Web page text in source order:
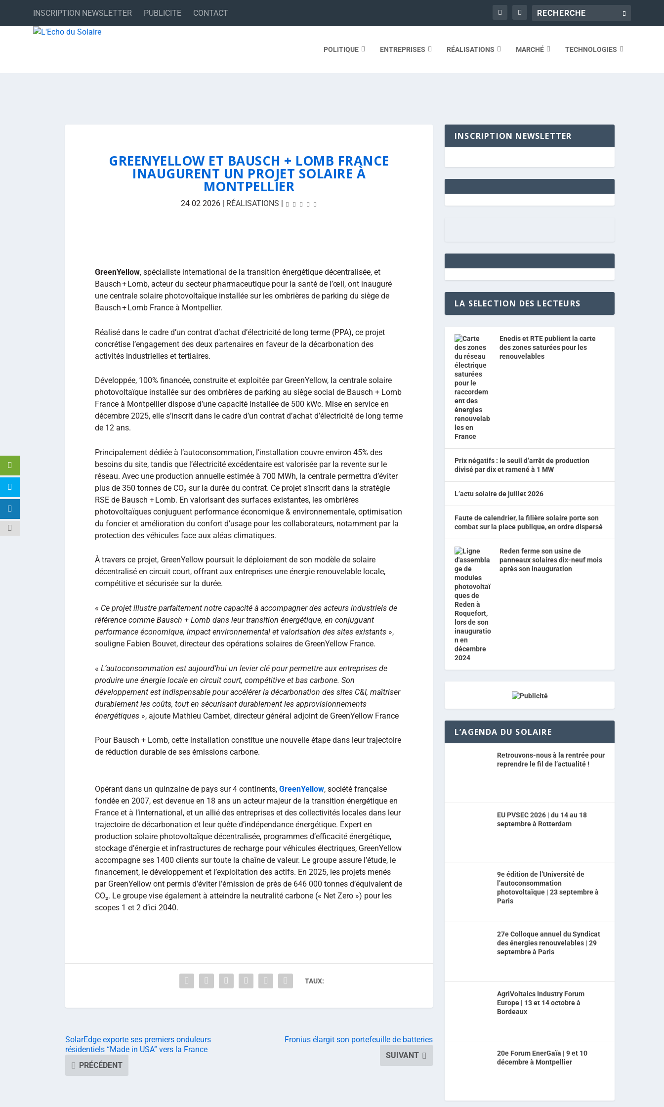
INSCRIPTION NEWSLETTER PUBLICITE CONTACT
POLITIQUE ENTREPRISES RÉALISATIONS MARCHÉ TECHNOLOGIES
GREENYELLOW ET BAUSCH + LOMB FRANCE
INAUGURENT UN PROJET SOLAIRE À
MONTPELLIER
24 02 2026| RÉALISATIONS |
GreenYellow, spécialiste international de la transition énergétique décentralisée, et
Bausch + Lomb, acteur du secteur pharmaceutique pour la santé de l’œil, ont inauguré
une centrale solaire photovoltaïque installée sur les ombrières de parking du siège de
Bausch + Lomb France à Montpellier.
Réalisé dans le cadre d’un contrat d’achat d’électricité de long terme (PPA), ce projet
concrétise l’engagement des deux partenaires en faveur de la décarbonation des
activités industrielles et tertiaires.
Développée, 100% financée, construite et exploitée par GreenYellow, la centrale solaire
photovoltaïque installée sur des ombrières de parking au siège social de Bausch + Lomb
France à Montpellier dispose d’une capacité installée de 500 kWc. Mise en service en
décembre 2025, elle s’inscrit dans le cadre d’un contrat d’achat d’électricité de long terme
de 12 ans.
Principalement dédiée à l’autoconsommation, l’installation couvre environ 45% des
besoins du site, tandis que l’électricité excédentaire est valorisée par la revente sur le
réseau. Avec une production annuelle estimée à 700 MWh, la centrale permettra d’éviter
plus de 350 tonnes de CO₂ sur la durée du contrat. Ce projet s’inscrit dans la stratégie
RSE de Bausch + Lomb. En valorisant des surfaces existantes, les ombrières
photovoltaïques conjuguent performance économique & environnementale, optimisation
du foncier et amélioration du confort d’usage pour les collaborateurs, notamment par la
protection des véhicules face aux aléas climatiques.
À travers ce projet, GreenYellow poursuit le déploiement de son modèle de solaire
décentralisé en circuit court, offrant aux entreprises une énergie renouvelable locale,
compétitive et sécurisée sur la durée.
« Ce projet illustre parfaitement notre capacité à accompagner des acteurs industriels de
référence comme Bausch + Lomb dans leur transition énergétique, en conjuguant
performance économique, impact environnemental et valorisation des sites existants »,
souligne Fabien Bouvet, directeur des opérations solaires de GreenYellow France.
« L’autoconsommation est aujourd’hui un levier clé pour permettre aux entreprises de
produire une énergie locale en circuit court, compétitive et bas carbone. Son
développement est indispensable pour accélérer la décarbonation des sites C&I, maîtriser
durablement les coûts, tout en sécurisant durablement les approvisionnements
énergétiques », ajoute Mathieu Cambet, directeur général adjoint de GreenYellow France
Pour Bausch + Lomb, cette installation constitue une nouvelle étape dans leur trajectoire
de réduction durable de ses émissions carbone.
Opérant dans un quinzaine de pays sur 4 continents, GreenYellow, société française
fondée en 2007, est devenue en 18 ans un acteur majeur de la transition énergétique en
France et à l’international, et un allié des entreprises et des collectivités locales dans leur
trajectoire de décarbonation et leur quête d’indépendance énergétique. Expert en
production solaire photovoltaïque décentralisée, programmes d’efficacité énergétique,
stockage d’énergie et infrastructures de recharge pour véhicules électriques, GreenYellow
accompagne ses 1400 clients sur toute la chaîne de valeur. Le groupe assure l’étude, le
financement, le développement et l’exploitation des actifs. En 2025, les projets menés
par GreenYellow ont permis d’éviter l’émission de près de 646 000 tonnes d’équivalent de
CO₂. Le groupe vise également à atteindre la neutralité carbone (« Net Zero ») pour les
scopes 1 et 2 d’ici 2040.
TAUX:
SolarEdge exporte ses premiers onduleurs
résidentiels “Made in USA” vers la France
PRÉCÉDENT
Fronius élargit son portefeuille de batteries
SUIVANT
INSCRIPTION NEWSLETTER
LA SELECTION DES LECTEURS
Enedis et RTE publient la carte
des zones saturées pour les
renouvelables
Prix négatifs : le seuil d’arrêt de production
divisé par dix et ramené à 1 MW
L’actu solaire de juillet 2026
Faute de calendrier, la filière solaire porte son
combat sur la place publique, en ordre dispersé
Reden ferme son usine de
panneaux solaires dix-neuf mois
après son inauguration
L’AGENDA DU SOLAIRE
Retrouvons-nous à la rentrée pour
reprendre le fil de l’actualité !
EU PVSEC 2026 | du 14 au 18
septembre à Rotterdam
9e édition de l’Université de
l’autoconsommation
photovoltaïque | 23 septembre à
Paris
27e Colloque annuel du Syndicat
des énergies renouvelables | 29
septembre à Paris
AgriVoltaics Industry Forum
Europe | 13 et 14 octobre à
Bordeaux
20e Forum EnerGaïa | 9 et 10
décembre à Montpellier